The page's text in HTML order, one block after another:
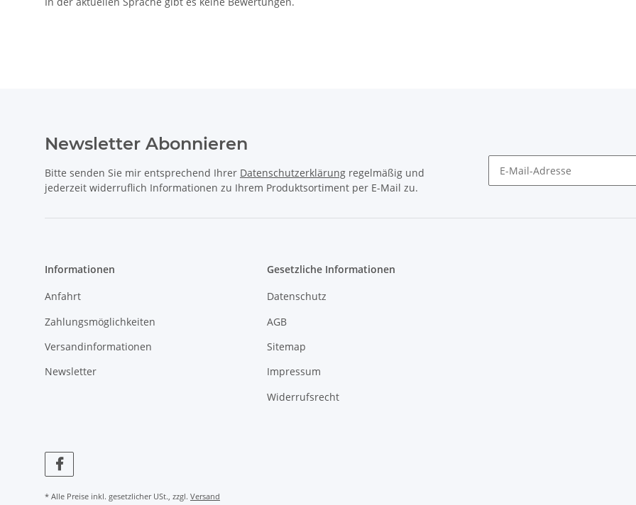
Newsletter Abonnieren
Bitte senden Sie mir entsprechend Ihrer Datenschutzerklärung regelmäßig und
jederzeit widerruflich Informationen zu Ihrem Produktsortiment per E-Mail zu.
Informationen
Anfahrt
Zahlungsmöglichkeiten
Versandinformationen
Newsletter
Gesetzliche Informationen
Datenschutz
AGB
Sitemap
Impressum
Widerrufsrecht
* Alle Preise inkl. gesetzlicher USt., zzgl. Versand